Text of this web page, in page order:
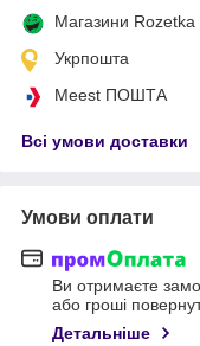
Магазини Rozetka
Укрпошта
Meest ПОШТА
Всі умови доставки
Умови оплати
Ви отримаєте
або гроші
Детальніше